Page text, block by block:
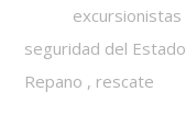
excursionistas
seguridad del Estado
Repano , rescate